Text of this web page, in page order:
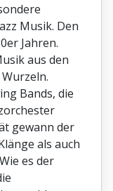
Musik. Den
Jahren.
aus den
Bands, die
gewann der
als auch
es der